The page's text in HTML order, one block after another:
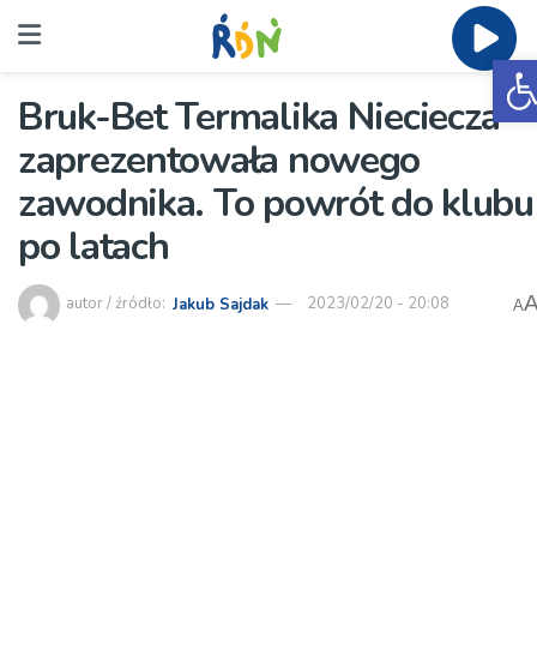
Bruk-Bet Termalika Nieciecza
zaprezentowała nowego
zawodnika. To powrót do klubu
po latach
autor / źródło: Jakub Sajdak 2023/02/20 - 20:08 A